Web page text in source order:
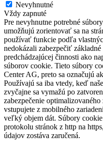
Nevyhnutné
Vždy zapnuté
Pre nevyhnutne potrebné
umožňujú zorientovať sa na
používať funkcie podľa
nedokázali zabezpečiť
predchádzajúcej činnosti ako
súborov cookie. Tieto súbory
Center AG, preto sa označujú
Používajú sa iba vtedy, keď
zvyčajne sa vymažú po
zabezpečenie
vstupujete z mobilného
veľký objem dát. Súbory
protokolu stránok z http na
údajov zostáva zaručená.